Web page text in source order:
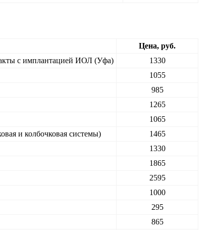
Цена, руб.
с имплантацией ИОЛ (Уфа)
1330
1055
985
1265
1065
и колбочковая системы)
1465
1330
1865
2595
1000
295
865